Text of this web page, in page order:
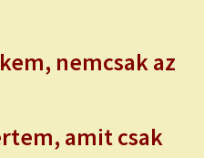
nemcsak az
amit csak